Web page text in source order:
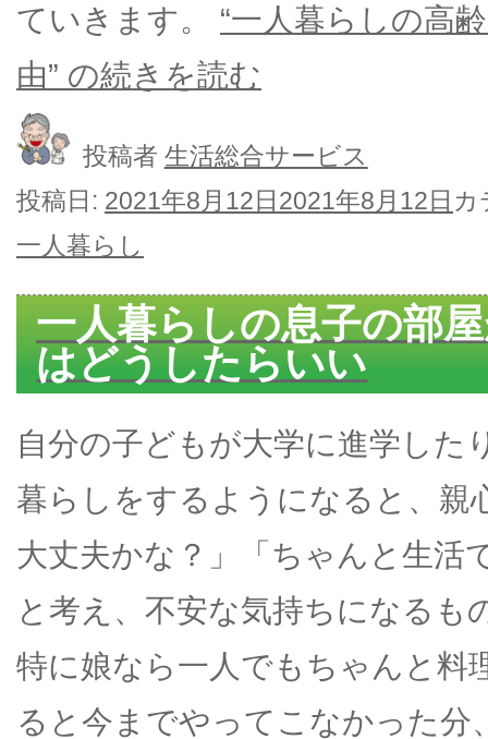
ていきます。 “一人暮らしの高
由” の続きを読む
投稿者 生活総合サービス
投稿日: 2021年8月12日 2021年8月12日
一人暮らし
一人暮らしの息子の部
はどうしたらいい
自分の子どもが大学に進学した
暮らしをするようになると、親
大丈夫かな？」「ちゃんと生活
と考え、不安な気持ちになるも
特に娘なら一人でもちゃんと料
ると今までやってこなかった